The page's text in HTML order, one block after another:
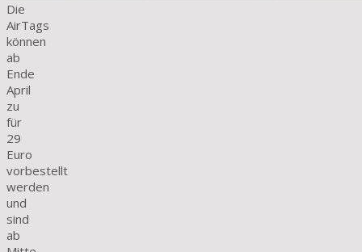
Die
AirTags
können
ab
Ende
April
zu
für
29
Euro
vorbestellt
werden
und
sind
ab